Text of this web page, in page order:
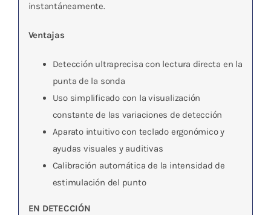
instantáneamente.
Ventajas
Detección ultraprecisa con lectura directa en la
punta de la sonda
Uso simplificado con la visualización
constante de las variaciones de detección
Aparato intuitivo con teclado ergonómico y
ayudas visuales y auditivas
Calibración automática de la intensidad de
estimulación del punto
EN DETECCIÓN